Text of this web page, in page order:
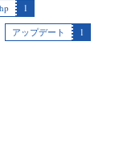
1
アップデート
1